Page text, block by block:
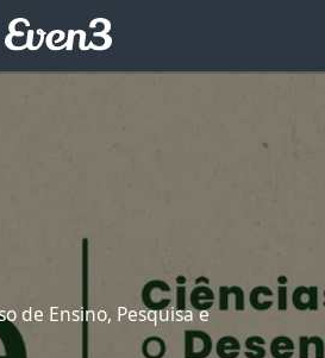
de Ensino, Pesquisa e